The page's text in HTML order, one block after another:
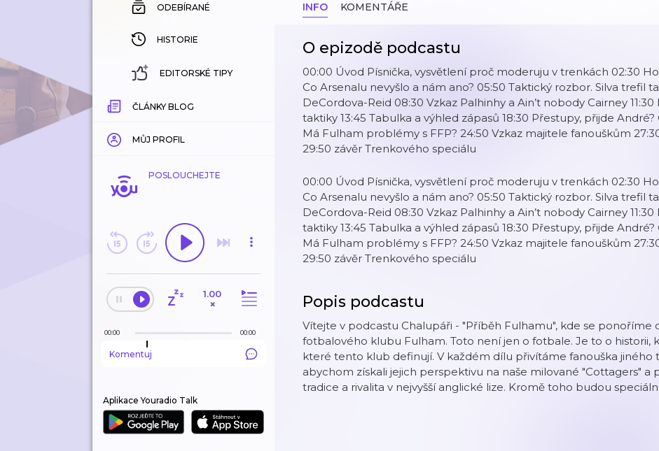
ODEBÍRANÉ
HISTORIE
EDITORSKÉ TIPY
ČLÁNKY BLOG
MŮJ PROFIL
POSLOUCHEJTE
1.00
×
00:00 00:00
Komentuj
Aplikace Youradio Talk
INFO KOMENTÁŘE
O epizodě podcastu
00:00 Úvod Písnička, vysvětlení proč moderuju v trenkách 02:30
Co Arsenalu nevyšlo a nám ano? 05:50 Taktický rozbor. Silva trefil
DeCordova-Reid 08:30 Vzkaz Palhinhy a Ain’t nobody Cairney
taktiky 13:45 Tabulka a výhled zápasů 18:30 Přestupy, přijde André?
Má Fulham problémy s FFP? 24:50 Vzkaz majitele fanouškům
29:50 závěr Trenkového speciálu
00:00 Úvod Písnička, vysvětlení proč moderuju v trenkách 02:30
Co Arsenalu nevyšlo a nám ano? 05:50 Taktický rozbor. Silva trefil
DeCordova-Reid 08:30 Vzkaz Palhinhy a Ain’t nobody Cairney
taktiky 13:45 Tabulka a výhled zápasů 18:30 Přestupy, přijde André?
Má Fulham problémy s FFP? 24:50 Vzkaz majitele fanouškům
29:50 závěr Trenkového speciálu
Popis podcastu
Vítejte v podcastu Chalupáři - "Příběh Fulhamu", kde se ponoříme
fotbalového klubu Fulham. Toto není jen o fotbale. Je to o historii,
které tento klub definují. V každém dílu přivítáme fanouška jiného
abychom získali jejich perspektivu na naše milované "Cottagers" a
tradice a rivalita v nejvyšší anglické lize. Kromě toho budou